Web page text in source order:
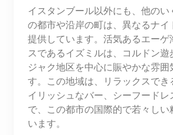
イスタンブール以外にも、他のい
の都市や沿岸の町は、異なるナイ
提供しています。活気あるエーゲ
スであるイズミルは、コルドン
ジャク地区を中心に賑やかな雰囲
す。この地域は、リラックスでき
イリッシュなバー、シーフード
で、この都市の国際的で若々しい
います。